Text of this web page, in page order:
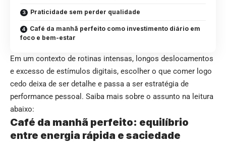
Praticidade sem perder qualidade
Café da manhã perfeito como investimento diário em
foco e bem-estar
Em um contexto de rotinas intensas, longos deslocamentos
e excesso de estímulos digitais, escolher o que comer logo
cedo deixa de ser detalhe e passa a ser estratégia de
performance pessoal. Saiba mais sobre o assunto na leitura
abaixo:
Café da manhã perfeito: equilíbrio
entre energia rápida e saciedade